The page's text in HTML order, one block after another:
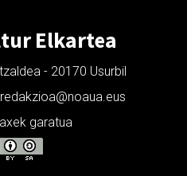
Elkartea
- 20170 Usurbil
garatua